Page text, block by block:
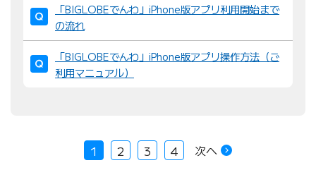
「BIGLOBEでんわ」iPhone版アプリ利用開始まで
の流れ
「BIGLOBEでんわ」iPhone版アプリ操作方法（ご
利用マニュアル）
1 2 3 4 次へ